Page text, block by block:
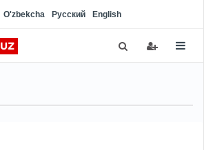
O'zbekcha Русский English